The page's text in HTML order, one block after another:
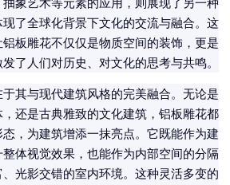
了全球化背景下文化的交流与融合。这
板雕花不仅仅是物质空间的装饰，更是
了人们对历史、对文化的思考与共鸣。
其与现代建筑风格的完美融合。无论是
还是古典雅致的文化建筑，铝板雕花都
，为建筑增添一抹亮点。它既能作为建
体视觉效果，也能作为内部空间的分隔
光影交错的室内环境。这种灵活多变的